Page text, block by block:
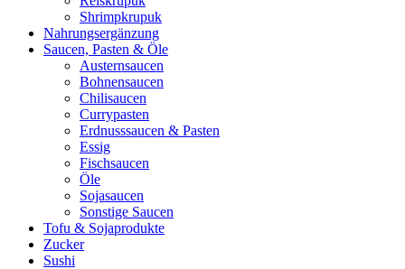
Shrimpkrupuk
Nahrungsergänzung
Saucen, Pasten & Öle
Austernsaucen
Bohnensaucen
Chilisaucen
Currypasten
Erdnusssaucen & Pasten
Essig
Fischsaucen
Öle
Sojasaucen
Sonstige Saucen
Tofu & Sojaprodukte
Zucker
Sushi